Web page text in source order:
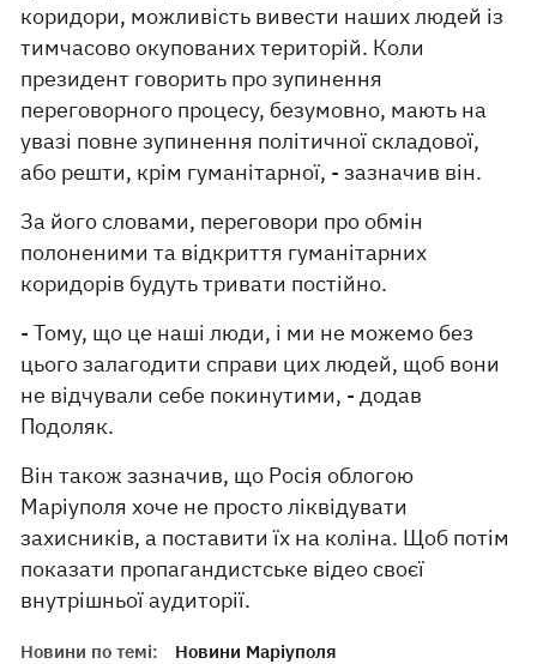
коридори, можливість вивести наших людей із
тимчасово окупованих територій. Коли
президент говорить про зупинення
переговорного процесу, безумовно, мають на
увазі повне зупинення політичної складової,
або решти, крім гуманітарної, - зазначив він.
За його словами, переговори про обмін
полоненими та відкриття гуманітарних
коридорів будуть тривати постійно.
- Тому, що це наші люди, і ми не можемо без
цього залагодити справи цих людей, щоб вони
не відчували себе покинутими, - додав
Подоляк.
Він також зазначив, що Росія облогою
Маріуполя хоче не просто ліквідувати
захисників, а поставити їх на коліна. Щоб потім
показати пропагандистське відео своєї
внутрішньої аудиторії.
Новини по темі:
Новини Маріуполя